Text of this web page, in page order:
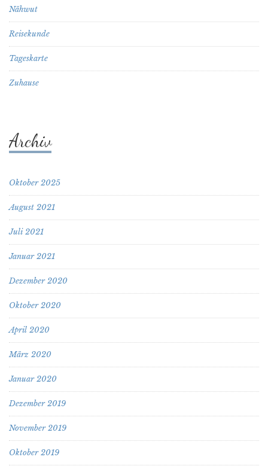
Nähwut
Reisekunde
Tageskarte
Zuhause
Archiv
Oktober 2025
August 2021
Juli 2021
Januar 2021
Dezember 2020
Oktober 2020
April 2020
März 2020
Januar 2020
Dezember 2019
November 2019
Oktober 2019